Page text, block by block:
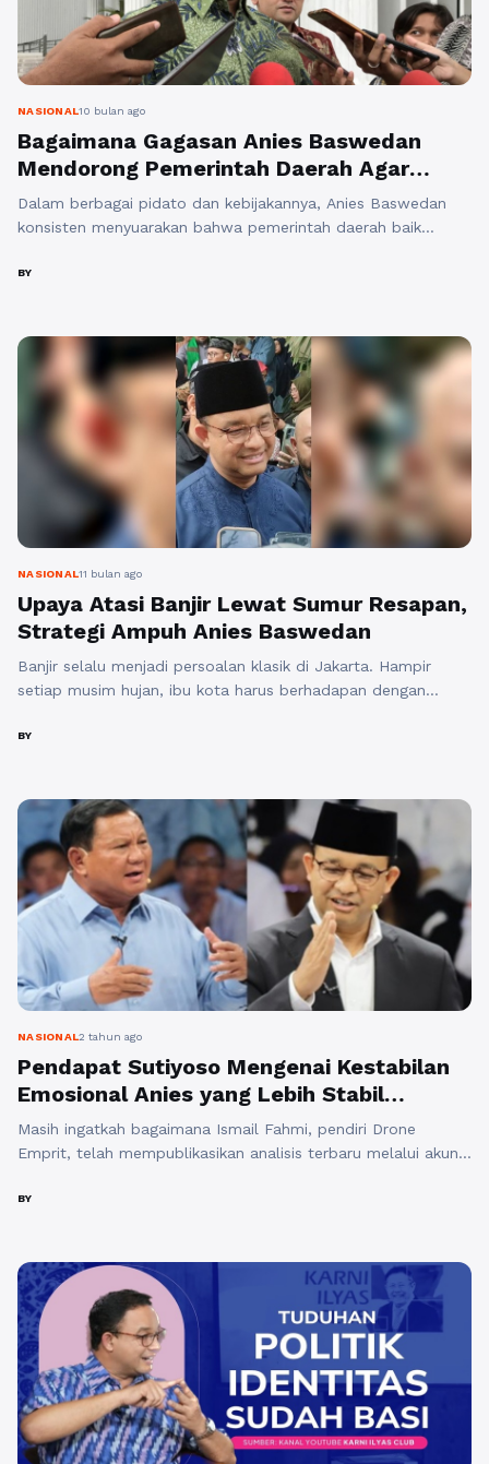
NASIONAL10 bulan ago
Bagaimana Gagasan Anies Baswedan
Mendorong Pemerintah Daerah Agar
Tidak Terabaikan
Dalam berbagai pidato dan kebijakannya, Anies Baswedan
konsisten menyuarakan bahwa pemerintah daerah baik
setara dari pusat, agar potensi di tiap wilayah tidak
melainkan juga pemerataan agar setiap daerah merasakan
manfaat yang adil. Selama ini, kebijakan sering bersifat ...
Baca Selengkapnya
BY
NASIONAL11 bulan ago
Upaya Atasi Banjir Lewat Sumur Resapan,
Strategi Ampuh Anies Baswedan
Banjir selalu menjadi persoalan klasik di Jakarta. Hampir
setiap musim hujan, ibu kota harus berhadapan dengan
daerah dari masa ke masa telah berupaya mencari solusi
waduk. Namun, di era kepemimpinan Anies Baswedan
sebagai Gubernur ...
Baca Selengkapnya
BY
NASIONAL2 tahun ago
Pendapat Sutiyoso Mengenai Kestabilan
Emosional Anies yang Lebih Stabil
Ketimbang Prabowo
Masih ingatkah bagaimana Ismail Fahmi, pendiri Drone
Emprit, telah mempublikasikan analisis terbaru melalui akun
percakapan yang terjadi di X terkait ketiga calon presiden RI:
Disebutkan bahwa Anies dan ...
Baca Selengkapnya
BY